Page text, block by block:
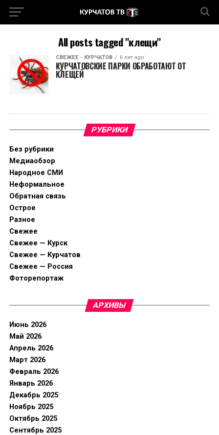
All posts tagged "клещи"
СВЕЖЕЕ - КУРЧАТОВ 6 лет ago
КУРЧАТОВСКИЕ ПАРКИ ОБРАБОТАЮТ ОТ
КЛЕЩЕЙ
РУБРИКИ
Без рубрики
Медиаобзор
Народное СМИ
Неформальное
Обратная связь
Острое
Разное
Свежее
Свежее — Курск
Свежее — Курчатов
Свежее — Россия
Фоторепортаж
АРХИВЫ
Июнь 2026
Май 2026
Апрель 2026
Март 2026
Февраль 2026
Январь 2026
Декабрь 2025
Ноябрь 2025
Октябрь 2025
Сентябрь 2025